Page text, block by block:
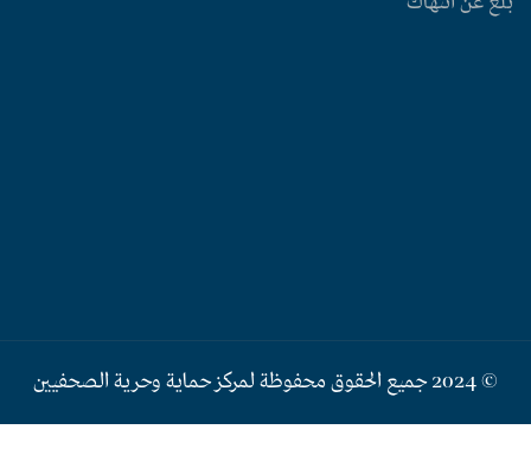
© 2024 جميع الحقوق محفوظة لمركز حماية وحرية الصحفيين